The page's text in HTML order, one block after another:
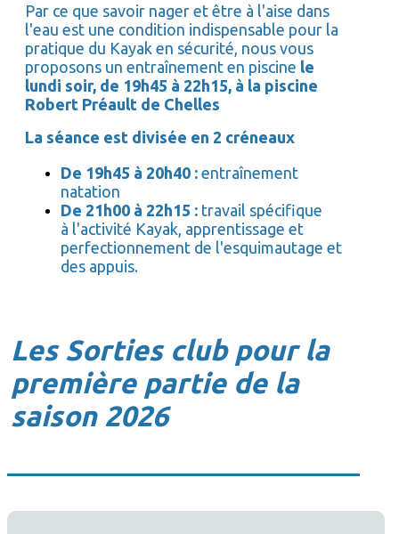
Par ce que savoir nager et être à l'aise dans
l'eau est une condition indispensable pour la
pratique du Kayak en sécurité, nous vous
proposons un entraînement en piscine le
lundi soir, de 19h45 à 22h15, à la piscine
Robert Préault de Chelles
La séance est divisée en 2 créneaux
De 19h45 à 20h40 : entraînement
natation
De 21h00 à 22h15 : travail spécifique
à l'activité Kayak, apprentissage et
perfectionnement de l'esquimautage et
des appuis.
Les Sorties club pour la
première partie de la
saison 2026